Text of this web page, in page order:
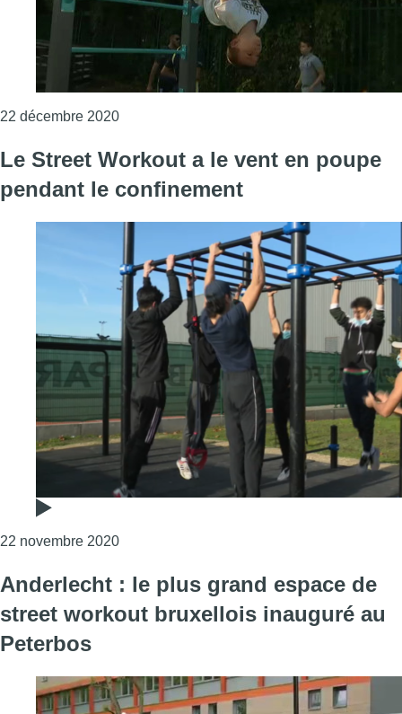
22 décembre 2020Consulter l'article "Woluwe-Saint-Lambert :
Le Street Workout a le vent en poupe
pendant le confinement
22 novembre 2020Consulter l'article "Le Street Workout a le
Anderlecht : le plus grand espace de
street workout bruxellois inauguré au
Peterbos